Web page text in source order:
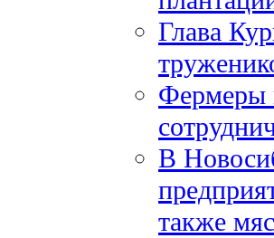
Глава
Фермеры
В
также